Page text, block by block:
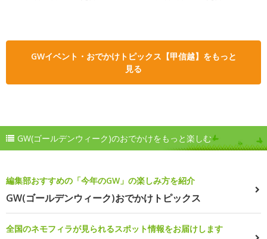
GWイベント・おでかけトピックス【甲信越】をもっと
見る
GW(ゴールデンウィーク)のおでかけをもっと楽しむ
編集部おすすめの「今年のGW」の楽しみ方を紹介
GW(ゴールデンウィーク)おでかけトピックス
全国のネモフィラが見られるスポット情報をお届けします